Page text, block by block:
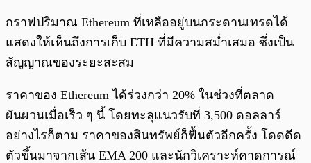
กราฟปริมาณ Ethereum ที่เหลืออยู่บนกระดานเทรดได้
แสดงให้เห็นถึงการเก็บ ETH ที่มีความสม่ำเสมอ ซึ่งเป็น
สัญญาณของระยะสะสม
ราคาของ Ethereum ได้ร่วงกว่า 20% ในช่วงที่ตลาด
ผันผวนเมื่อเร็ว ๆ นี้ โดยทะลุแนวรับที่ 3,500 ดอลลาร์
อย่างไรก็ตาม ราคาของสินทรัพย์ก็ฟื้นตัวอีกครั้ง โดดดีด
ตัวขึ้นมาจากเส้น EMA 200 และนักวิเคราะห์คาดการณ์